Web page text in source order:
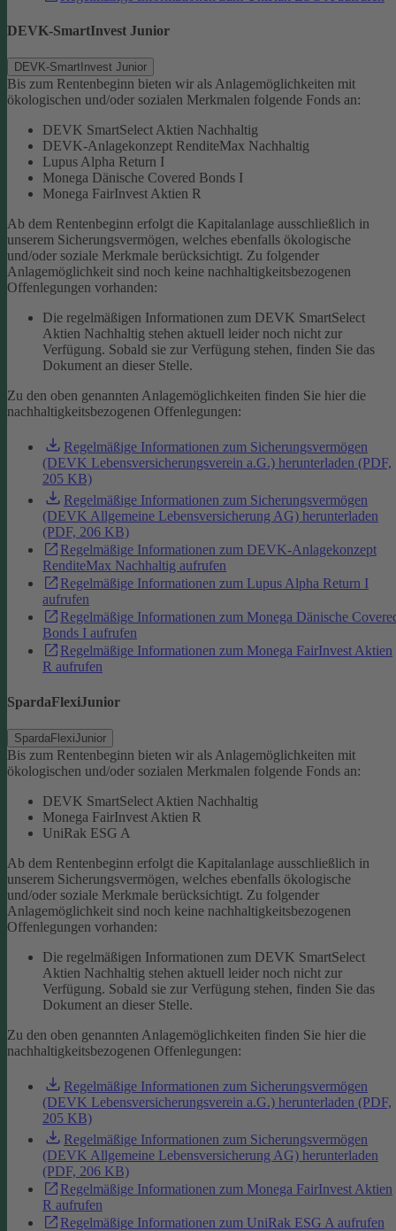
DEVK-SmartInvest Junior
DEVK-SmartInvest Junior
Bis zum Rentenbeginn bieten wir als Anlagemöglichkeiten mit
ökologischen und/oder sozialen Merkmalen folgende Fonds an:
DEVK SmartSelect Aktien Nachhaltig
DEVK-Anlagekonzept RenditeMax Nachhaltig
Lupus Alpha Return I
Monega Dänische Covered Bonds I
Monega FairInvest Aktien R
Ab dem Rentenbeginn erfolgt die Kapitalanlage ausschließlich in
unserem Sicherungsvermögen, welches ebenfalls ökologische
und/oder soziale Merkmale berücksichtigt. Zu folgender
Anlagemöglichkeit sind noch keine nachhaltigkeitsbezogenen
Offenlegungen vorhanden:
Die regelmäßigen Informationen zum DEVK SmartSelect
Aktien Nachhaltig stehen aktuell leider noch nicht zur
Verfügung. Sobald sie zur Verfügung stehen, finden Sie das
Dokument an dieser Stelle.
Zu den oben genannten Anlagemöglichkeiten finden Sie hier die
nachhaltigkeitsbezogenen Offenlegungen:
Regelmäßige Informationen zum Sicherungsvermögen
(DEVK Lebensversicherungsverein a.G.) herunterladen (PDF,
205 KB)
Regelmäßige Informationen zum Sicherungsvermögen
(DEVK Allgemeine Lebensversicherung AG) herunterladen
(PDF, 206 KB)
Regelmäßige Informationen zum DEVK-Anlagekonzept
RenditeMax Nachhaltig aufrufen
Regelmäßige Informationen zum Lupus Alpha Return I
aufrufen
Regelmäßige Informationen zum Monega Dänische
Bonds I aufrufen
Regelmäßige Informationen zum Monega FairInvest Aktien
R aufrufen
SpardaFlexiJunior
SpardaFlexiJunior
Bis zum Rentenbeginn bieten wir als Anlagemöglichkeiten mit
ökologischen und/oder sozialen Merkmalen folgende Fonds an:
DEVK SmartSelect Aktien Nachhaltig
Monega FairInvest Aktien R
UniRak ESG A
Ab dem Rentenbeginn erfolgt die Kapitalanlage ausschließlich in
unserem Sicherungsvermögen, welches ebenfalls ökologische
und/oder soziale Merkmale berücksichtigt. Zu folgender
Anlagemöglichkeit sind noch keine nachhaltigkeitsbezogenen
Offenlegungen vorhanden:
Die regelmäßigen Informationen zum DEVK SmartSelect
Aktien Nachhaltig stehen aktuell leider noch nicht zur
Verfügung. Sobald sie zur Verfügung stehen, finden Sie das
Dokument an dieser Stelle.
Zu den oben genannten Anlagemöglichkeiten finden Sie hier die
nachhaltigkeitsbezogenen Offenlegungen:
Regelmäßige Informationen zum Sicherungsvermögen
(DEVK Lebensversicherungsverein a.G.) herunterladen (PDF,
205 KB)
Regelmäßige Informationen zum Sicherungsvermögen
(DEVK Allgemeine Lebensversicherung AG) herunterladen
(PDF, 206 KB)
Regelmäßige Informationen zum Monega FairInvest Aktien
R aufrufen
Regelmäßige Informationen zum UniRak ESG A aufrufen